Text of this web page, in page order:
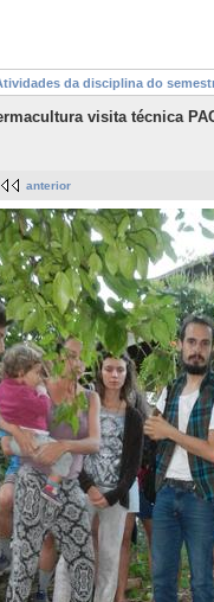
da disciplina do
visita técnica
anterior